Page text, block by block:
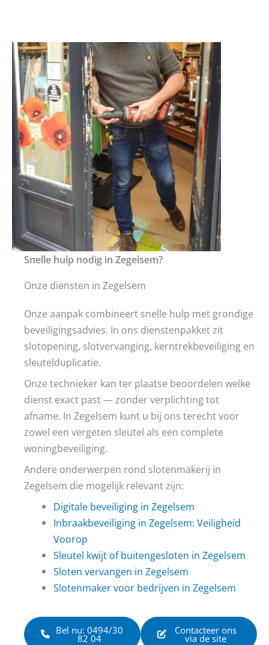
Snelle hulp nodig in Zegelsem?
Onze diensten in Zegelsem
Onze aanpak combineert snelle hulp met grondige
beveiligingsadvies. In ons dienstenpakket zit
slotopening, slotvervanging, kerntrekbeveiliging en
sleutelduplicatie.
Onze technieker kan ter plaatse beoordelen welke
dienst exact past — zonder verplichting tot
afname. In Zegelsem kunt u bij ons terecht voor
zowel een vergeten sleutel als een complete
woningbeveiliging.
Andere onderwerpen rond slotenmakerij in
Zegelsem die mogelijk relevant zijn:
Digitale beveiliging in Zegelsem
Inbraakbeveiliging in Zegelsem: Veiligheid
Voorop
Sleutel kwijt of buitengesloten in Zegelsem
Sloten vervangen in Zegelsem
Slotenmaker voor bedrijven in Zegelsem
Bel nu: 0494/30
82 04
Contacteer ons
via de site